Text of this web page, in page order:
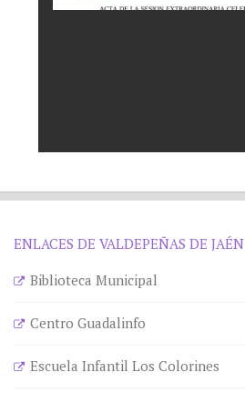
ENLACES DE VALDEPEÑAS DE JAÉN
Biblioteca Municipal
Centro Guadalinfo
Escuela Infantil Los Colorines